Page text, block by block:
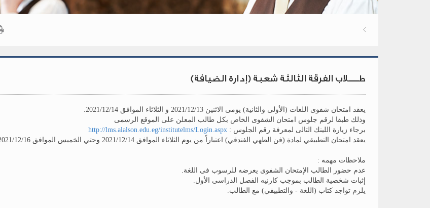
طــــلاب الفرقة الثالثة شعبة (إدارة الضيافة)
يعقد امتحان شفوى اللغات (الأولى والثانية) يومى الاثنين 2021/12/13 و الثلاثاء الموافق 2021/12/14.
وذلك طبقا لرقم جلوس امتحان الشفوى الخاص بكل طالب المعلن على الموقع الرسمى
برجاء زيارة اللينك التالى لمعرفة رقم الجلوس : http://lms.alalson.edu.eg/institutelms/Login.aspx
يعقد امتحان التطبيقي لمادة (فن الطهي الفندقي) اعتباراً من يوم الثلاثاء الموافق 2021/12/14 وحتي الخميس الموافق 2021/12/16 .
ملاحظات مهمه :
عدم حضور الطالب الإمتحان الشفوى يعرضه للرسوب فى اللغة.
إثبات شخصية الطالب بموجب كارنيه الفصل الدراسى الأول.
يلزم تواجد كتاب (اللغة - والتطبيقي) مع الطالب.